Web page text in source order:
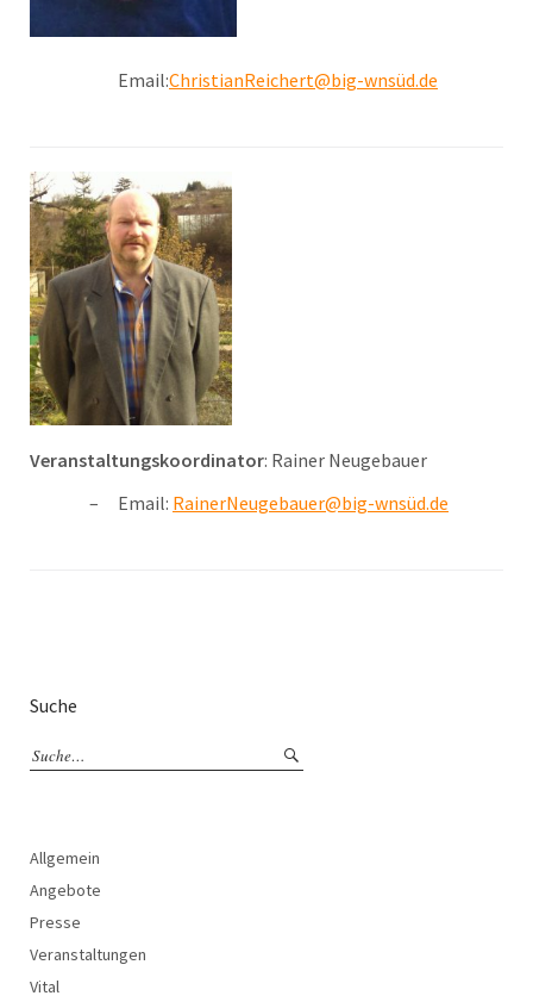
Email:ChristianReichert@big-wnsüd.de
Veranstaltungskoordinator: Rainer Neugebauer
Email: RainerNeugebauer@big-wnsüd.de
Suche
Allgemein
Angebote
Presse
Veranstaltungen
Vital